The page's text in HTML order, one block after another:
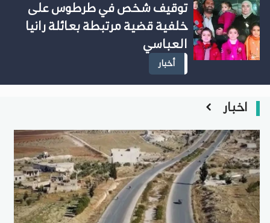
توقيف شخص في طرطوس على
خلفية قضية مرتبطة بعائلة رانيا
العباسي
أخبار
اخبار